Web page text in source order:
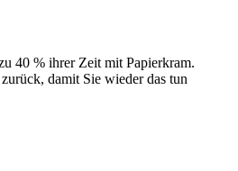
40 % ihrer Zeit mit Papierkram.
damit Sie wieder das tun